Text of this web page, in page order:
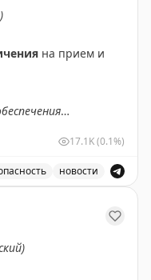
на прием и
17.1K(0.1%)
новости